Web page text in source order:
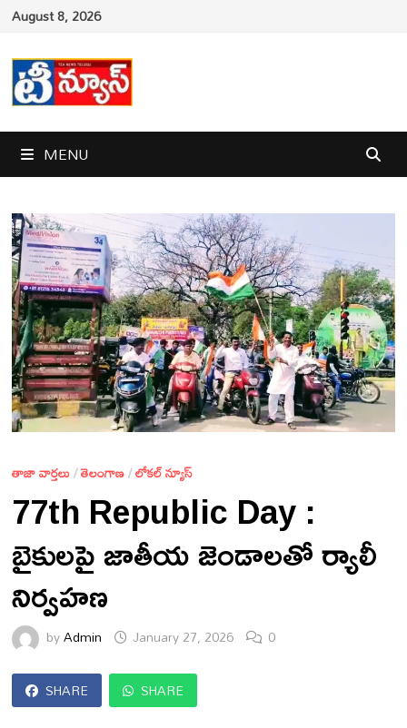
Skip
content
August 8, 2026
MENU
తాజా వార్తలు/తెలంగాణ/లోకల్ న్యూస్
77th Republic Day :
బైకులపై జాతీయ జెండాలతో ర్యాలీ
నిర్వహణ
byAdmin January 27, 2026 0
SHARE SHARE